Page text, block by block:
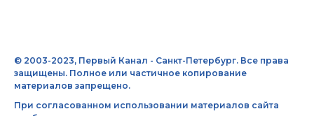
© 2003-2023, Первый Канал - Санкт-Петербург. Все права
защищены. Полное или частичное копирование
материалов запрещено.
При согласованном использовании материалов сайта